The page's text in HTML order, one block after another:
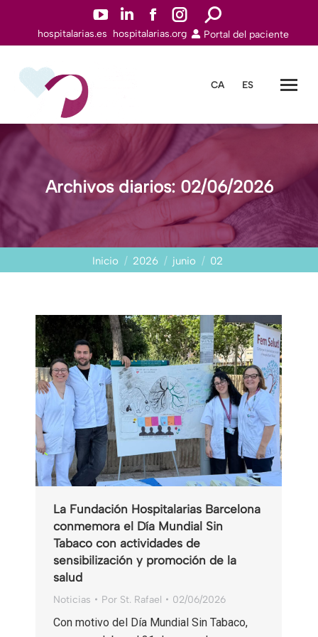
YouTuben
abre
ventana
Linkedinn
abre
ventana
Facebookn
abre
ventana
Instagramn
abre
ventana
Buscar:
hospitalarias.es hospitalarias.org Portal del paciente
CA ES
Archivos diarios: 02/06/2026
Inicio 2026 junio 02
La Fundación Hospitalarias Barcelona
conmemora el Día Mundial Sin
Tabaco con actividades de
sensibilización y promoción de la
salud
Noticias Por St. Rafael 02/06/2026
Con motivo del Día Mundial Sin Tabaco,